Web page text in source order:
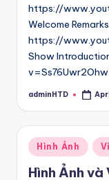
https://
Welcome
https://
Show
Posted
adminHTD
Posted
in
Hình Ảnh
Hình Ảnh